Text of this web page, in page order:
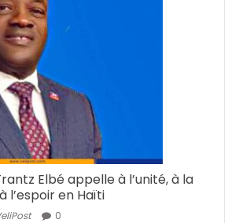
Elbé appelle à l’unité, à la
l’espoir en Haïti
0